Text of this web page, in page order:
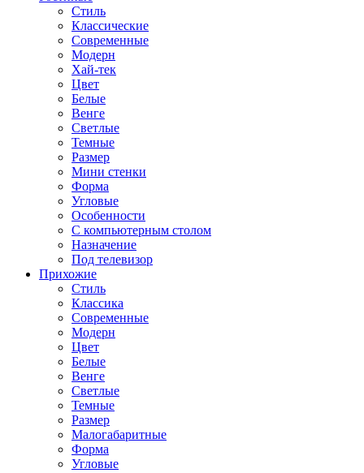
Стиль
Классические
Современные
Модерн
Хай-тек
Цвет
Белые
Венге
Светлые
Темные
Размер
Мини стенки
Форма
Угловые
Особенности
С компьютерным столом
Назначение
Под телевизор
Прихожие
Стиль
Классика
Современные
Модерн
Цвет
Белые
Венге
Светлые
Темные
Размер
Малогабаритные
Форма
Угловые